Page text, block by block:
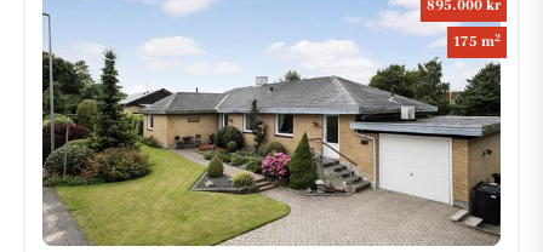
895.000 kr
175 m2